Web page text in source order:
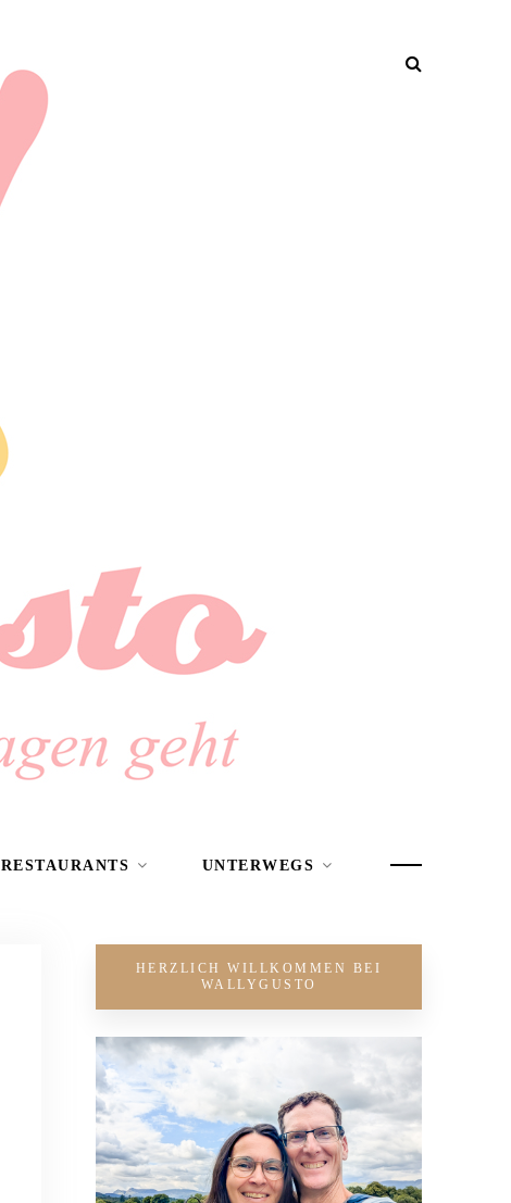
RESTAURANTS UNTERWEGS
HERZLICH WILLKOMMEN BEI
WALLYGUSTO